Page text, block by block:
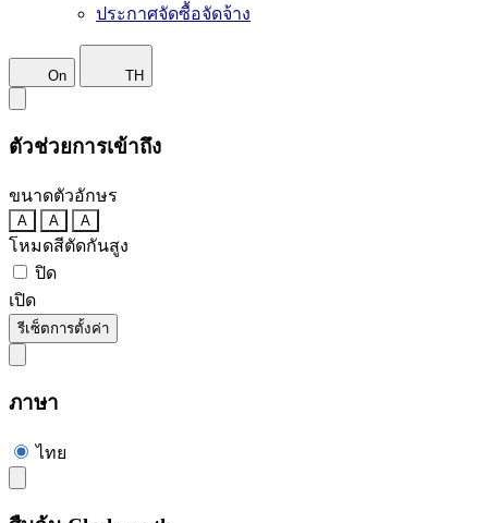
ประกาศจัดซื้อจัดจ้าง
On TH
ตัวช่วยการเข้าถึง
ขนาดตัวอักษร
A A A
โหมดสีตัดกันสูง
ปิด
เปิด
รีเซ็ตการตั้งค่า
ภาษา
ไทย